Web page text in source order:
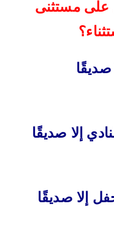
على مستثنى
صديقًا
إلا صديقًا
إلا صديقًا